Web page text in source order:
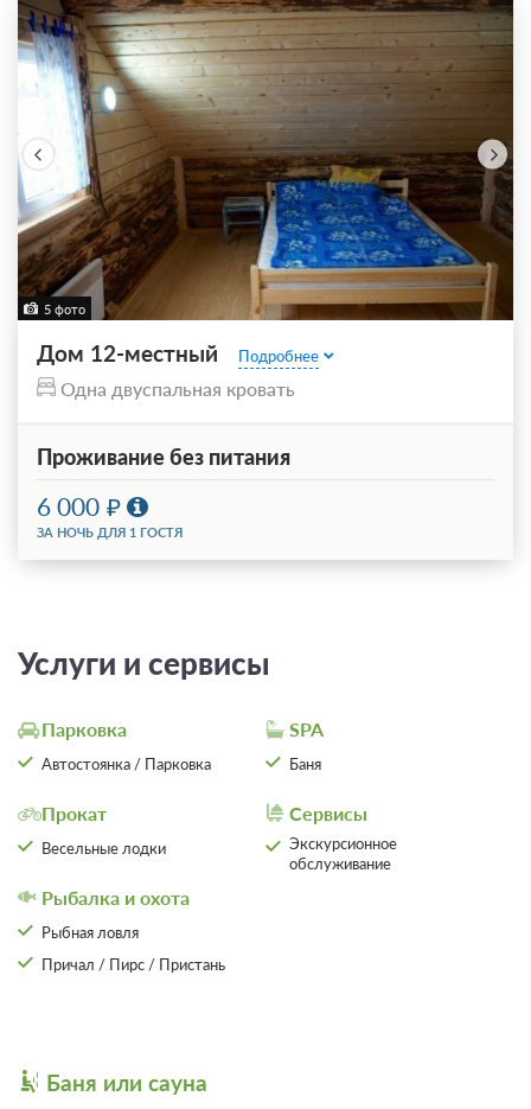
5 фото
Дом 12-местный Подробнее
Одна двуспальная кровать
Проживание без питания
6 000
ЗА НОЧЬ ДЛЯ 1 ГОСТЯ
Услуги и сервисы
Парковка
Автостоянка / Парковка
Прокат
Весельные лодки
Рыбалка и охота
Рыбная ловля
Причал / Пирс / Пристань
SPA
Баня
Сервисы
Экскурсионное
обслуживание
Баня или сауна